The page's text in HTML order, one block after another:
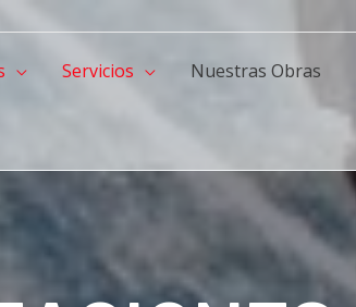
Servicios Nuestras Obras